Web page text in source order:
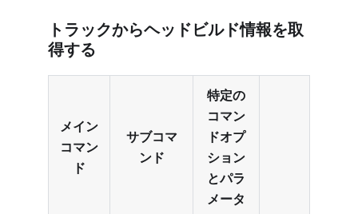
トラックからヘッドビルド情報を取
得する
メイン
コマン
ド
サブコマ
ンド
特定の
コマン
ドオプ
ション
とパラ
メータ